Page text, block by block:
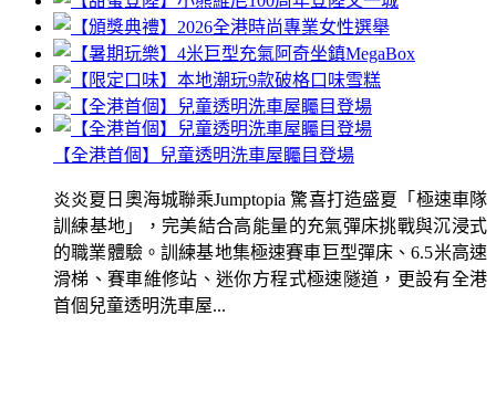
【全港首個】兒童透明洗車屋矚目登場
炎炎夏日奧海城聯乘Jumptopia 驚喜打造盛夏「極速車隊
訓練基地」，完美結合高能量的充氣彈床挑戰與沉浸式
的職業體驗。訓練基地集極速賽車巨型彈床、6.5米高速
滑梯、賽車維修站、迷你方程式極速隧道，更設有全港
首個兒童透明洗車屋...